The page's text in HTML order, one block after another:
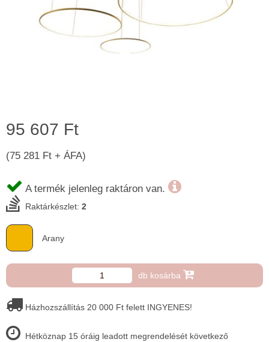
95 607 Ft
(75 281 Ft + ÁFA)
A termék jelenleg raktáron van.
Raktárkészlet: 2
Arany
db kosárba
Házhozszállítás 20 000 Ft felett INGYENES!
Hétköznap 15 óráig leadott megrendelését következő